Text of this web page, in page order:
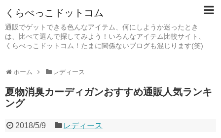
くらべっこドットコム
通販でゲットできる色んなアイテム、何にしようか迷ったとき
は、比べて選んで探してみよう！いろんなアイテム比較サイト、
くらべっこドットコム！たまに関係ないブログも混じります(笑)
ホーム レディース
夏物消臭カーディガンおすすめ通販人気ランキ
ング
2018/5/9 レディース